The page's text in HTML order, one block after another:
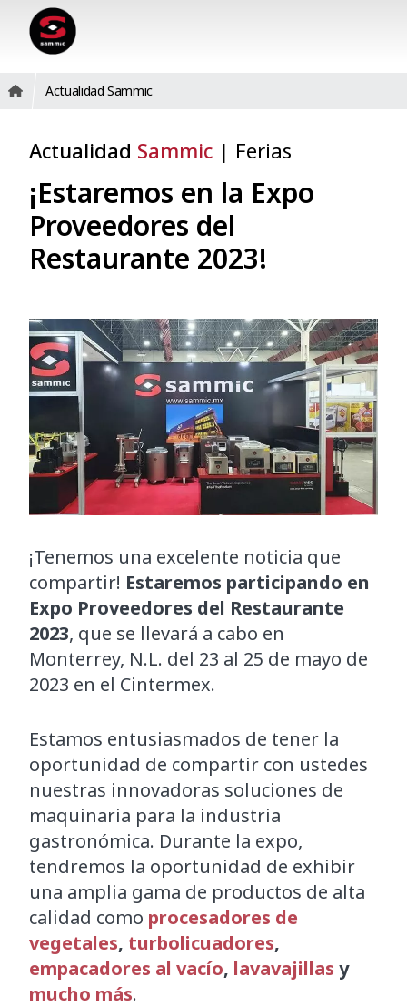
Actualidad Sammic
Actualidad Sammic | Ferias
¡Estaremos en la Expo
Proveedores del
Restaurante 2023!
¡Tenemos una excelente noticia que
compartir! Estaremos participando en
Expo Proveedores del Restaurante
2023, que se llevará a cabo en
Monterrey, N.L. del 23 al 25 de mayo de
2023 en el Cintermex.
Estamos entusiasmados de tener la
oportunidad de compartir con ustedes
nuestras innovadoras soluciones de
maquinaria para la industria
gastronómica. Durante la expo,
tendremos la oportunidad de exhibir
una amplia gama de productos de alta
calidad como procesadores de
vegetales, turbolicuadores,
empacadores al vacío, lavavajillas y
mucho más.